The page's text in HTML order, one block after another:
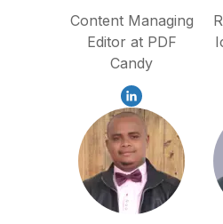
Content Managing
Editor at PDF
Candy